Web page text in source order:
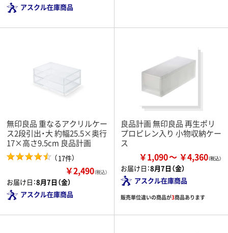
アスクル在庫商品
無印良品 重なるアクリルケー
ス2段引出・大 約幅25.5×奥行
17×高さ9.5cm 良品計画
（17件）
￥2,490（税込）
お届け日：8月7日（金）
アスクル在庫商品
良品計画 無印良品 再生ポリ
プロピレン入り 小物収納ケー
ス
￥1,090 ￥4,360
お届け日：8月7日（金）
アスクル在庫商品
販売単位違いの商品が3商品あります